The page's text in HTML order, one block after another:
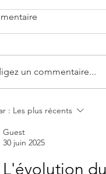
de l’Enquête
«
chefs d’exploitation et
salariés agricoles »
un commentaire...
: Les plus récents
Guest
30 juin 2025
L'évolution